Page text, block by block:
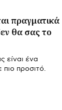
πραγματικά
θα σας το
είναι ένα
πιο προσιτό.